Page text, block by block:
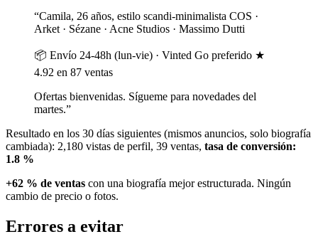
“Camila, 26 años, estilo scandi-minimalista COS ·
Arket · Sézane · Acne Studios · Massimo Dutti
📦 Envío 24-48h (lun-vie) · Vinted Go preferido ★
4.92 en 87 ventas
Ofertas bienvenidas. Sígueme para novedades del
martes.”
Resultado en los 30 días siguientes (mismos anuncios, solo biografía
cambiada): 2,180 vistas de perfil, 39 ventas, tasa de conversión:
1.8 %
+62 % de ventas con una biografía mejor estructurada. Ningún
cambio de precio o fotos.
Errores a evitar